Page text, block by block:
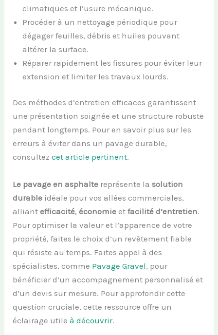
climatiques et l’usure mécanique.
Procéder à un nettoyage périodique pour
dégager feuilles, débris et huiles pouvant
altérer la surface.
Réparer rapidement les fissures pour éviter leur
extension et limiter les travaux lourds.
Des méthodes d’entretien efficaces garantissent
une présentation soignée et une structure robuste
pendant longtemps. Pour en savoir plus sur les
erreurs à éviter dans un pavage durable,
consultezcet article pertinent.
Le pavage en asphalte représente lasolution
durable idéale pour vos allées commerciales,
alliantefficacité,économie etfacilité d’entretien.
Pour optimiser la valeur et l’apparence de votre
propriété, faites le choix d’un revêtement fiable
qui résiste au temps. Faites appel à des
spécialistes, comme Pavage Gravel, pour
bénéficier d’un accompagnement personnalisé et
d’un devis sur mesure. Pour approfondir cette
question cruciale, cette ressource offre un
éclairage utileà découvrir.